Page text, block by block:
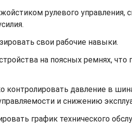
рулевого управления,
свои рабочие навыки.
на поясных ремнях,
контролировать давление в
и снижению
график технического